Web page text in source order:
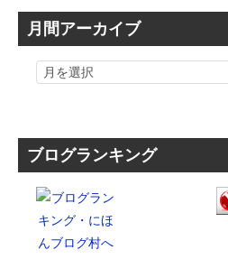
月間アーカイブ
ブログランキング